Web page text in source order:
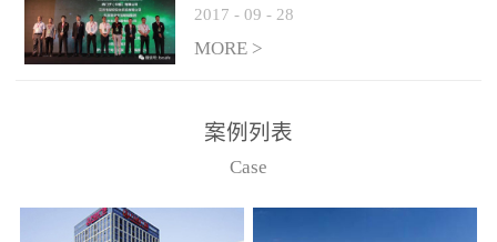
两者之间通过以太网相
联，一台监控主机最多可
从监控主机上获取，最多
只能接6台，超过的需从现
联合采购战略合作平台
2017 - 09 - 28
MORE >
案例列表
Case